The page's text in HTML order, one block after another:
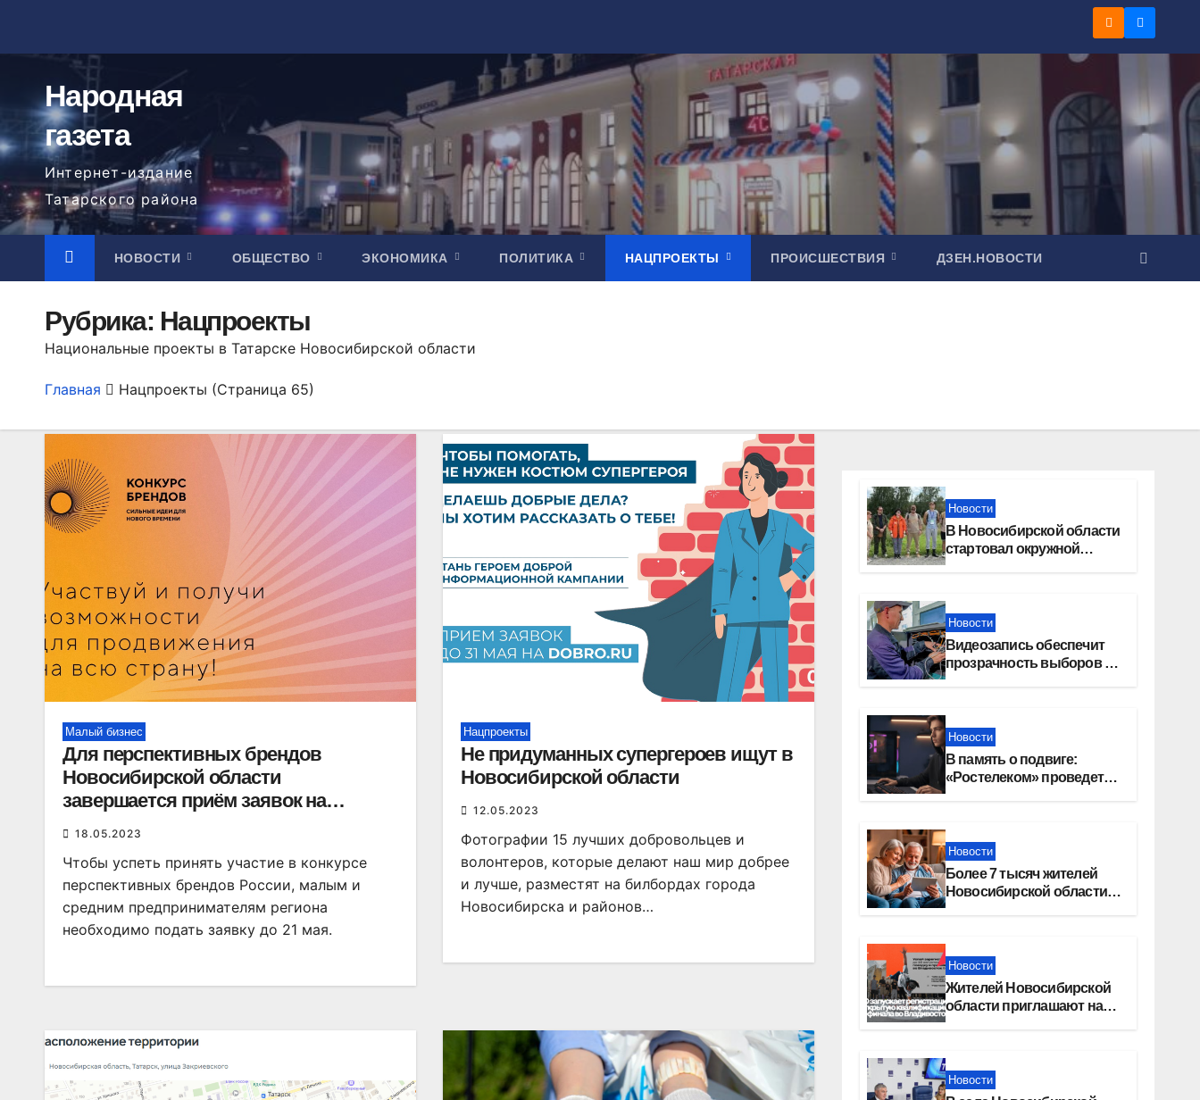
содержимому
Народная
газета
Интернет-издание
Татарского района
НОВОСТИ ОБЩЕСТВО ЭКОНОМИКА ПОЛИТИКА НАЦПРОЕКТЫ ПРОИСШЕСТВИЯ ДЗЕН.НОВОСТИ
Рубрика: Нацпроекты
Национальные проекты в Татарске Новосибирской области
Главная Нацпроекты (Страница 65)
Малый бизнес
Для перспективных брендов
Новосибирской области
завершается приём заявок на
федеральный конкурс
18.05.2023
Чтобы успеть принять участие в конкурсе
перспективных брендов России, малым и
средним предпринимателям региона
необходимо подать заявку до 21 мая.
Нацпроекты
Не придуманных супергероев ищут в
Новосибирской области
12.05.2023
Фотографии 15 лучших добровольцев и
волонтеров, которые делают наш мир добрее
и лучше, разместят на билбордах города
Новосибирска и районов…
Новости
В Новосибирской области
стартовал окружной
туристский слет молодежи
Новости
Видеозапись обеспечит
прозрачность выборов в
Госдуму в Новосибирской
Новости
В память о подвиге:
«Ростелеком» проведет
кибертурнир «Битва за
Новости
Более 7 тысяч жителей
Новосибирской области
получили увеличение
Новости
Жителей Новосибирской
области приглашают на
открытую квалификацию
Новости